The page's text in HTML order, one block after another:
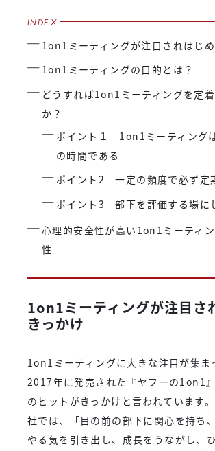
1on1ミーティングが注目されはじ
1on1ミーティングの目的とは？
どうすれば1on1ミーティングを定
か？
ポイント１ 1on1ミーティング
の時間である
ポイント2 一定の頻度で必ず定
ポイント3 部下を評価する場に
心理的安全性が高い1on1ミーティ
性
1on1ミーティングが注目さ
きっかけ
1on1ミーティングに大きな注目が集ま
2017年に発売された『ヤフーの1on1
のヒットがきっかけと言われています
社では、「目の前の部下に関心を持ち
やる気を引き出し、成長をうながし、